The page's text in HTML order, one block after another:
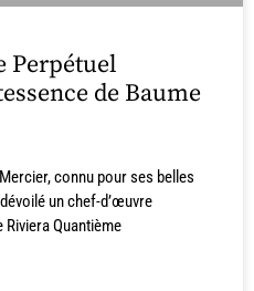
Perpétuel
de Baume
connu pour ses belles
un chef-d’œuvre
Quantième